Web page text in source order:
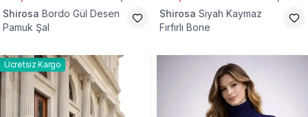
Shirosa Bordo Gül Desen
Pamuk Şal
Shirosa Siyah Kaymaz
Fırfırlı Bone
Ücretsiz Kargo